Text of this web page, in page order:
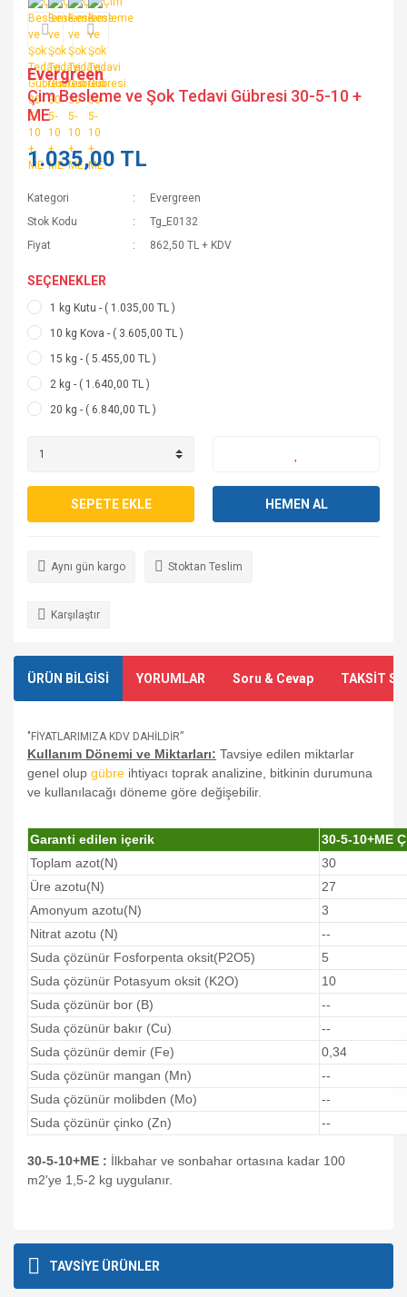
Evergreen
Çim Besleme ve Şok Tedavi Gübresi 30-5-10 +
ME
1.035,00 TL
Kategori
Evergreen
Stok Kodu
Tg_E0132
Fiyat
862,50 TL + KDV
SEÇENEKLER
1 kg Kutu - ( 1.035,00 TL )
10 kg Kova - ( 3.605,00 TL )
15 kg - ( 5.455,00 TL )
2 kg - ( 1.640,00 TL )
20 kg - ( 6.840,00 TL )
SEPETE EKLE HEMEN AL
Aynı gün kargo Stoktan Teslim
Karşılaştır
ÜRÜN BİLGİSİ YORUMLAR Soru & Cevap TAKSİT
"FİYATLARIMIZA KDV DAHİLDİR”
Kullanım Dönemi ve Miktarları: Tavsiye edilen miktarlar
genel olup gübre ihtiyacı toprak analizine, bitkinin durumuna
ve kullanılacağı döneme göre değişebilir.
Garanti edilen içerik
30-5-10+ME
Toplam azot(N)
30
Üre azotu(N)
27
Amonyum azotu(N)
3
Nitrat azotu (N)
--
Suda çözünür Fosforpenta oksit(P2O5)
5
Suda çözünür Potasyum oksit (K2O)
10
Suda çözünür bor (B)
--
Suda çözünür bakır (Cu)
--
Suda çözünür demir (Fe)
0,34
Suda çözünür mangan (Mn)
--
Suda çözünür molibden (Mo)
--
Suda çözünür çinko (Zn)
--
30-5-10+ME : İlkbahar ve sonbahar ortasına kadar 100
m2'ye 1,5-2 kg uygulanır.
Bu ürüne ilk yorumu siz yapın!
Ürün hakkında henüz soru sorulmamış.
kullanarak tarafımıza iletebilirsiniz.
Görüş ve önerileriniz için teşekkür ederiz.
TAVSİYE ÜRÜNLER